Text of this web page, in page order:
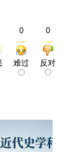
0
难过
0
反对